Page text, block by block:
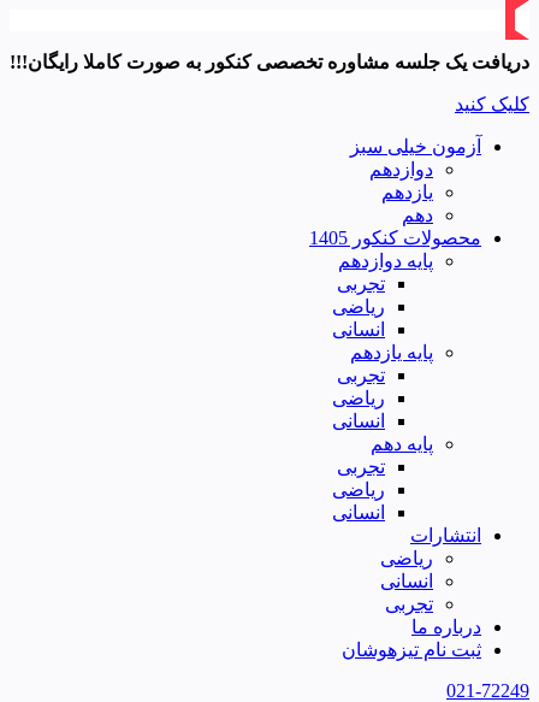
دریافت یک جلسه مشاوره تخصصی کنکور به صورت کاملا رایگان!!!
کلیک کنید
آزمون خیلی سبز
دوازدهم
یازدهم
دهم
محصولات کنکور 1405
پایه دوازدهم
تجربی
ریاضی
انسانی
پایه یازدهم
تجربی
ریاضی
انسانی
پایه دهم
تجربی
ریاضی
انسانی
انتشارات
ریاضی
انسانی
تجربی
درباره ما
ثبت نام تیزهوشان
021-72249